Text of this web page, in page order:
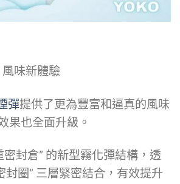
味新體驗
彈提供了更為豐富和逼真的風味
果也全面升級。
密封倉” 的新型霧化彈結構，透
封圈” 三層緊密結合，有效提升